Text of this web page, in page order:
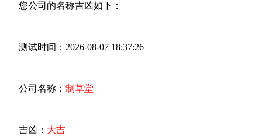
您公司的名称吉凶如下：
测试时间：2026-08-07 18:37:26
公司名称： 制草堂
吉凶： 大吉